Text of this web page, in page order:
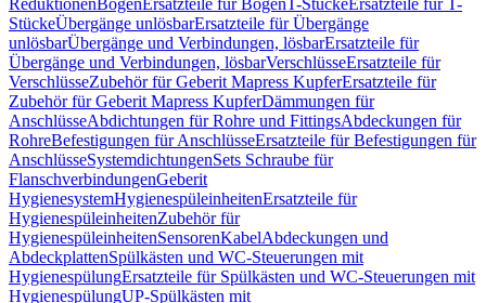
ReduktionenBögenErsatzteile für BögenT-StückeErsatzteile für T-
StückeÜbergänge unlösbarErsatzteile für Übergänge
unlösbarÜbergänge und Verbindungen, lösbarErsatzteile für
Übergänge und Verbindungen, lösbarVerschlüsseErsatzteile für
VerschlüsseZubehör für Geberit Mapress KupferErsatzteile für
Zubehör für Geberit Mapress KupferDämmungen für
AnschlüsseAbdichtungen für Rohre und FittingsAbdeckungen für
RohreBefestigungen für AnschlüsseErsatzteile für Befestigungen für
AnschlüsseSystemdichtungenSets Schraube für
FlanschverbindungenGeberit
HygienesystemHygienespüleinheitenErsatzteile für
HygienespüleinheitenZubehör für
HygienespüleinheitenSensorenKabelAbdeckungen und
AbdeckplattenSpülkästen und WC-Steuerungen mit
HygienespülungErsatzteile für Spülkästen und WC-Steuerungen mit
HygienespülungUP-Spülkästen mit